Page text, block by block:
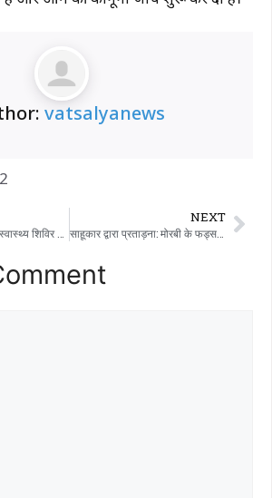
vatsalyanews
NEXT
साहूकार द्वारा प्रताड़ना: मोरबी के फड्सर गांव के एक अधेड़ व्यक्ति ने फिनाइल पीकर आत्महत्या का प्रयास किया; मामला दर्ज।